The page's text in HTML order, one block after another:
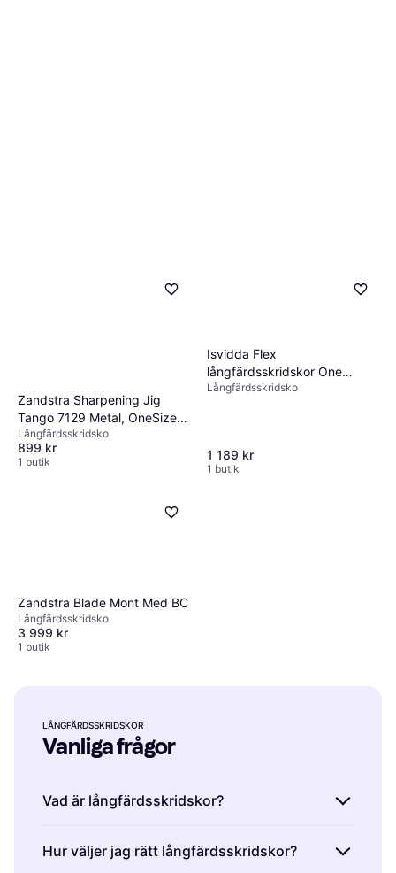
Zandstra Sharpening Jig
Tango 7129 Metal, OneSize,
Metal
Långfärdsskridsko
899 kr
1 butik
Isvidda Flex
långfärdsskridskor One
Colour Dam
Långfärdsskridsko
1 189 kr
1 butik
Zandstra Blade Mont Med BC
Långfärdsskridsko
3 999 kr
1 butik
LÅNGFÄRDSSKRIDSKOR
Vanliga frågor
Vad är långfärdsskridskor?
Långfärdsskridskor är skridskor designade för
långa distanser på is. De har längre skenor än
Hur väljer jag rätt långfärdsskridskor?